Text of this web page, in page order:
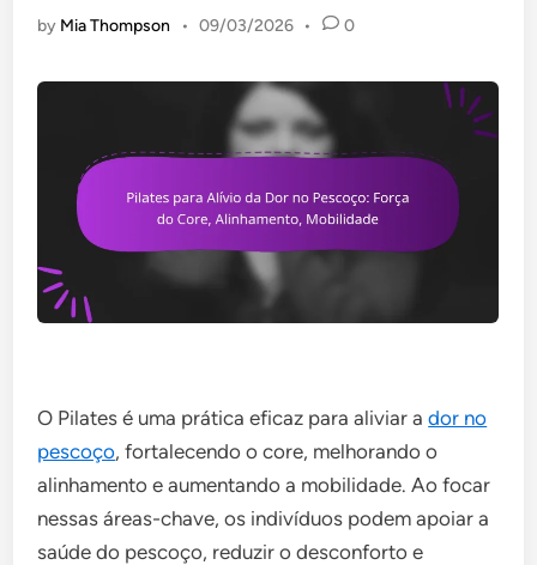
by Mia Thompson • 09/03/2026 • 0
O Pilates é uma prática eficaz para aliviar ador no
pescoço, fortalecendo o core, melhorando o
alinhamento e aumentando a mobilidade. Ao focar
nessas áreas-chave, os indivíduos podem apoiar a
saúde do pescoço, reduzir o desconforto e